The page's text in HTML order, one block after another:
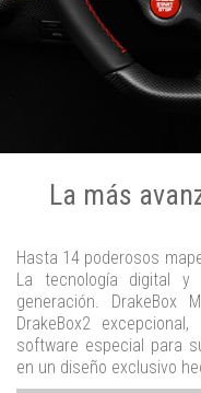
La más
Hasta 14 poderosos
La tecnología digital
generación.
DrakeBox2
software especial para
en un diseño exclusivo